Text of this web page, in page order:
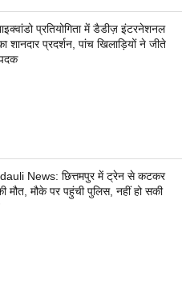
प्रतियोगिता में डैडीज़ इंटरनेशनल
शानदार प्रदर्शन, पांच खिलाड़ियों ने जीते
News: छित्तमपुर में ट्रेन से कटकर
मौत, मौके पर पहुंची पुलिस, नहीं हो सकी